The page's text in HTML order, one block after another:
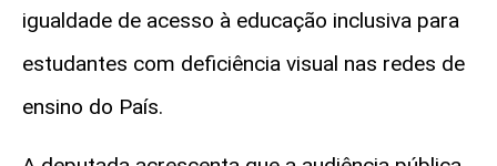
igualdade de acesso à educação inclusiva para
estudantes com deficiência visual nas redes de
ensino do País.